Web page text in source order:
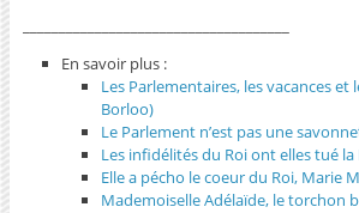
En savoir plus :
Les Parlementaires, les vacances et
Borloo)
Le Parlement n’est pas une
Les infidélités du Roi ont elles tué la
Elle a pécho le coeur du Roi, Marie
Mademoiselle Adélaïde, le torchon